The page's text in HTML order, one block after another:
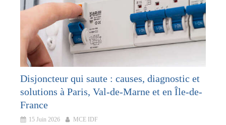
Disjoncteur qui saute : causes, diagnostic et
solutions à Paris, Val-de-Marne et en Île-de-
France
15 Juin 2026 MCE IDF